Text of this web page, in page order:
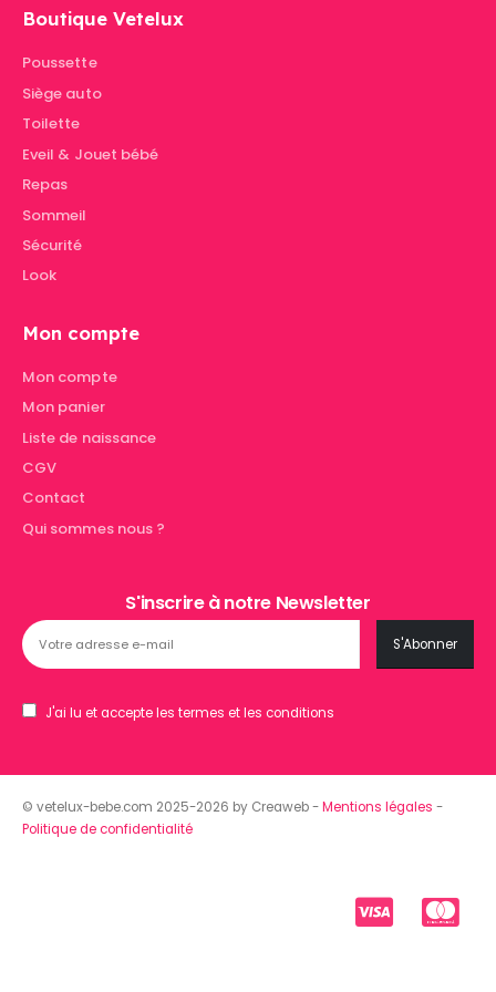
Boutique Vetelux
Poussette
Siège auto
Toilette
Eveil & Jouet bébé
Repas
Sommeil
Sécurité
Look
Mon compte
Mon compte
Mon panier
Liste de naissance
CGV
Contact
Qui sommes nous ?
S'inscrire à notre Newsletter
J'ai lu et accepte les termes et les conditions
© vetelux-bebe.com 2025-2026 by Creaweb -Mentions légales -
Politique de confidentialité